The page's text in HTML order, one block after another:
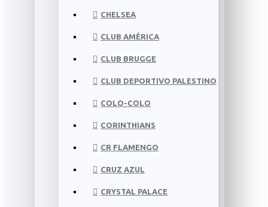
CHELSEA
CLUB AMÉRICA
CLUB BRUGGE
CLUB DEPORTIVO PALESTINO
COLO-COLO
CORINTHIANS
CR FLAMENGO
CRUZ AZUL
CRYSTAL PALACE